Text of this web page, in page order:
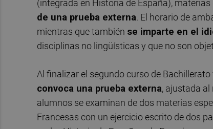
(integrada en Historia de España), materias
de una prueba externa. El horario de
mientras que también se imparte en el
disciplinas no lingüísticas y que no son
Al finalizar el segundo curso de Bachillerato
convoca una prueba externa, ajustada al
alumnos se examinan de dos materias
Francesas con un ejercicio escrito de dos